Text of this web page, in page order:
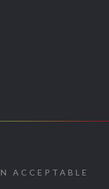
ACCEPTABLE